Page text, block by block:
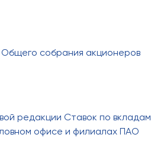
собрания акционеров
редакции Ставок по вкладам
офисе и филиалах ПАО